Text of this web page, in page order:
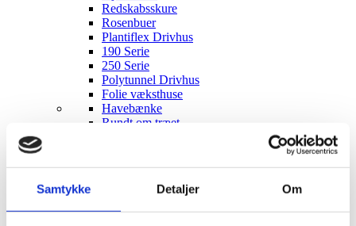
Samtykke Detaljer Om
Redskabsskure
Rosenbuer
Plantiflex Drivhus
190 Serie
250 Serie
Polytunnel Drivhus
Folie væksthuse
Havebænke
Rundt om træet
Eukalyptus træbænke
Gyngebænke
Udendørs leg & Spil